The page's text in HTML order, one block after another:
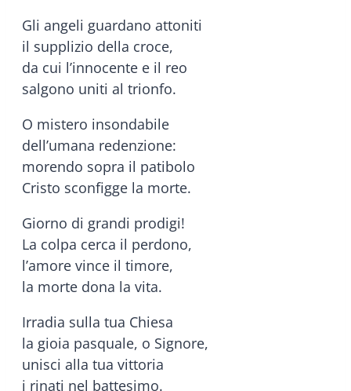
Gli angeli guardano attoniti
il supplizio della croce,
da cui l’innocente e il reo
salgono uniti al trionfo.
O mistero insondabile
dell’umana redenzione:
morendo sopra il patibolo
Cristo sconfigge la morte.
Giorno di grandi prodigi!
La colpa cerca il perdono,
l’amore vince il timore,
la morte dona la vita.
Irradia sulla tua Chiesa
la gioia pasquale, o Signore,
unisci alla tua vittoria
i rinati nel battesimo.